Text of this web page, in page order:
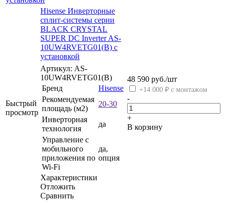
Быстрый
просмотр
Hisense Инверторные
сплит-системы серии
BLACK CRYSTAL
SUPER DC Inverter AS-
10UW4RVETG01(B) с
установкой
Артикул: AS-
10UW4RVETG01(B)
Бренд
Hisense
Рекомендуемая
площадь (м2)
20-30
Инверторная
технология
да
Управление c
мобильного
приложения по
Wi-Fi
да,
опция
Характеристики
Отложить
Сравнить
48 590 руб./шт
+14 000 ₽ с монтажом
-
+
В корзину